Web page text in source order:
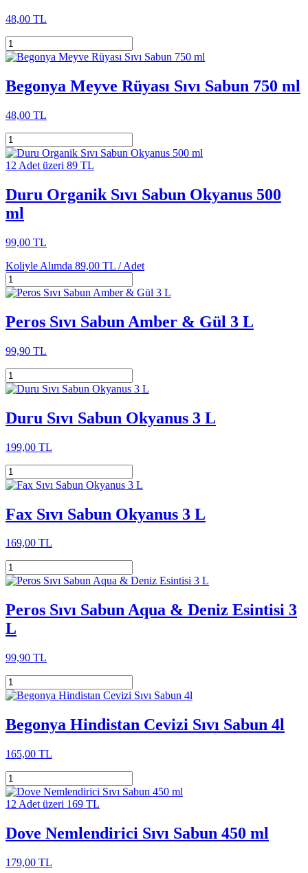
48,00 TL
Begonya Meyve Rüyası Sıvı Sabun 750 ml
48,00 TL
12 Adet üzeri 89 TL
Duru Organik Sıvı Sabun Okyanus 500
ml
99,00 TL
Koliyle Alımda 89,00 TL /Adet
Peros Sıvı Sabun Amber & Gül 3 L
99,90 TL
Duru Sıvı Sabun Okyanus 3 L
199,00 TL
Fax Sıvı Sabun Okyanus 3 L
169,00 TL
Peros Sıvı Sabun Aqua & Deniz Esintisi 3
L
99,90 TL
Begonya Hindistan Cevizi Sıvı Sabun 4l
165,00 TL
12 Adet üzeri 169 TL
Dove Nemlendirici Sıvı Sabun 450 ml
179,00 TL